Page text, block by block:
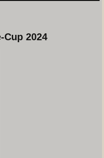
2024